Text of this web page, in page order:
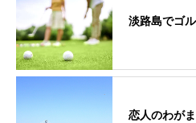
淡路島でゴ
恋人のわが